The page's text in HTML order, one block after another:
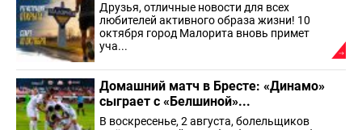
Друзья, отличные новости для всех
любителей активного образа жизни! 10
октября город Малорита вновь примет
уча...
Домашний матч в Бресте: «Динамо»
сыграет с «Белшиной»...
В воскресенье, 2 августа, болельщиков